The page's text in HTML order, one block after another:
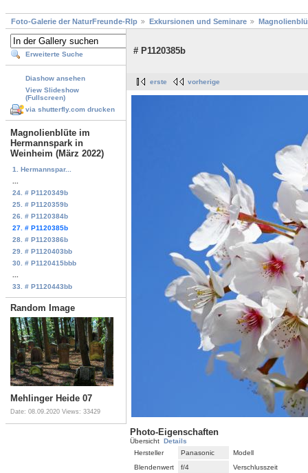
Foto-Galerie der NaturFreunde-Rlp Exkursionen und Seminare
Erweiterte Suche
Diashow ansehen
View Slideshow
(Fullscreen)
via shutterfly.com drucken
Magnolienblüte im
Hermannspark in
Weinheim (März 2022)
1. Hermannspar...
24. # P1120349b
25. # P1120359b
26. # P1120384b
27. # P1120385b
28. # P1120386b
29. # P1120403bb
30. # P1120415bbb
33. # P1120443bb
Random Image
Mehlinger Heide 07
Date: 08.09.2020 Views: 33429
# P1120385b
erste vorherige
Photo-Eigenschaften
Übersicht Details
Hersteller
Panasonic
Modell
Blendenwert
f/4
Verschlusszeit